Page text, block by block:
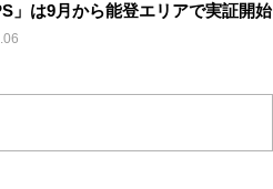
」は9月から能登エリアで実証開始